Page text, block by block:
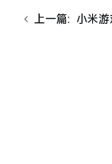
上一篇: 小米